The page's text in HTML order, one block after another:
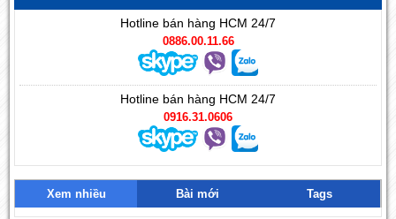
Hotline bán hàng HCM 24/7
0886.00.11.66
Hotline bán hàng HCM 24/7
0916.31.0606
Xem nhiều Bài mới Tags